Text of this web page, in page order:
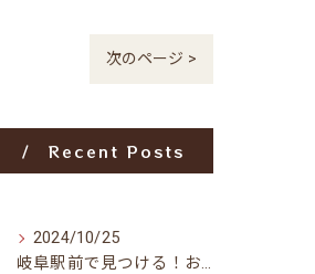
次のページ >
Recent Posts
2024/10/25
岐阜駅前で見つける！お得な居酒屋で味わう絶品グルメ